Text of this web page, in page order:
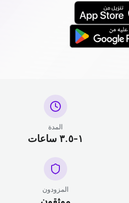
المدة
١-٣.٥ ساعات
المزودون